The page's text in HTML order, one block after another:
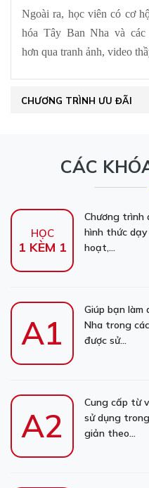
Ngoài ra, học viên có cơ
hóa Tây Ban Nha và
hơn qua tranh ảnh, video
CHƯƠNG TRÌNH ƯU ĐÃI
CÁC
HỌC
1 KÈM 1
Chương trình
hình thức dạy
hoạt,...
A1
Giúp bạn làm
Nha trong
được sử...
A2
Cung cấp từ
sử dụng
giản theo...